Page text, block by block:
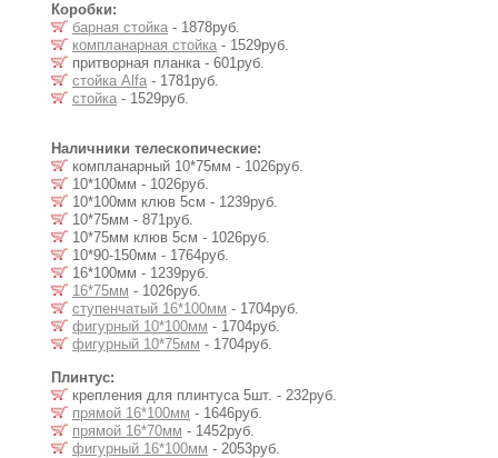
Коробки:
барная стойка - 1878руб.
компланарная стойка - 1529руб.
притворная планка - 601руб.
стойка Alfa - 1781руб.
стойка - 1529руб.
Наличники телескопические:
компланарный 10*75мм - 1026руб.
10*100мм - 1026руб.
10*100мм клюв 5см - 1239руб.
10*75мм - 871руб.
10*75мм клюв 5см - 1026руб.
10*90-150мм - 1764руб.
16*100мм - 1239руб.
16*75мм - 1026руб.
ступенчатый 16*100мм - 1704руб.
фигурный 10*100мм - 1704руб.
фигурный 10*75мм - 1704руб.
Плинтус:
крепления для плинтуса 5шт. - 232руб.
прямой 16*100мм - 1646руб.
прямой 16*70мм - 1452руб.
фигурный 16*100мм - 2053руб.